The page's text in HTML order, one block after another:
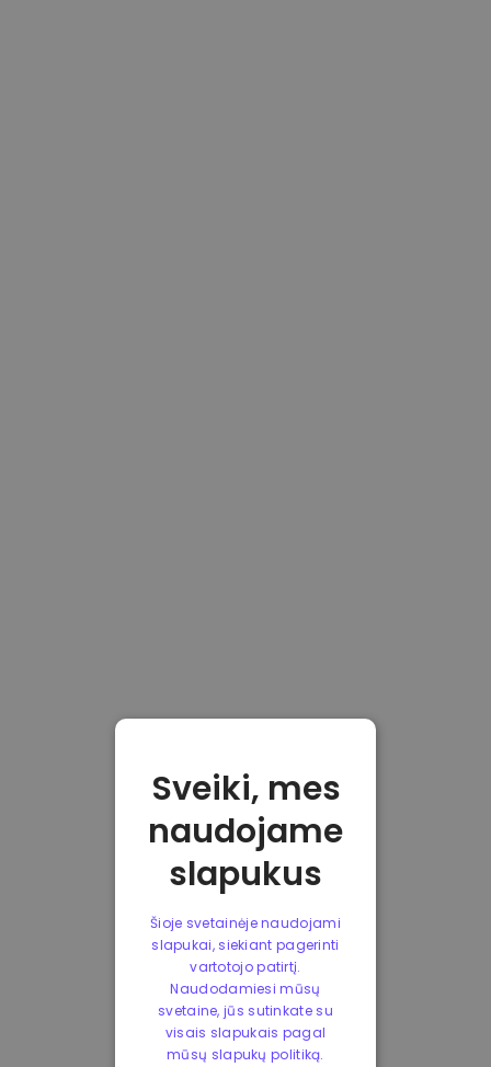
Sveiki, mes
naudojame
slapukus
Šioje svetainėje naudojami
slapukai, siekiant pagerinti
vartotojo patirtį.
Naudodamiesi mūsų
svetaine, jūs sutinkate su
visais slapukais pagal
mūsų slapukų politiką.